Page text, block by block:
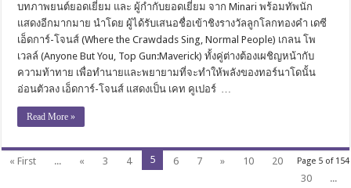
บทภาพยนต์ยอดเยี่ยม และ ผู้กำกับยอดเยี่ยม จาก Minari พร้อมทัพนัก
แสดงอีกมากมาย นำโดย ผู้ได้รับเสนอชื่อเข้าชิงรางวัลลูกโลกทองคำ เดซี
เอ็ดการ์-โจนส์ (Where the Crawdads Sing, Normal People) เกลน โพ
เวลล์ (Anyone But You, Top Gun:Maverick) ทั้งคู่ต่างต้องเผชิญหน้ากับ
ความท้าทาย เพื่อทำนายและพยายามที่จะทำให้พลังของทอร์นาโดนั้น
อ่อนตัวลง เอ็ดการ์-โจนส์ แสดงเป็น เคท คูเปอร์ …
Read More »
Page 5 of 154
« First ... « 3 4 5 6 7 » 10
20
30
...